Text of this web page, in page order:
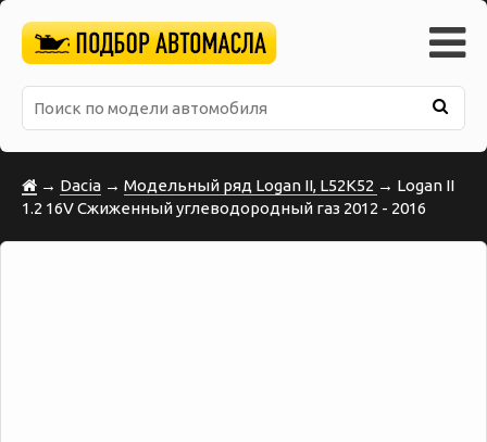
→ Dacia → Модельный ряд Logan II, L52K52 → Logan II
1.2 16V Сжиженный углеводородный газ 2012 - 2016